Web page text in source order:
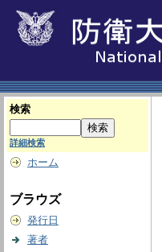
検索
詳細検索
ホーム
ブラウズ
発行日
著者